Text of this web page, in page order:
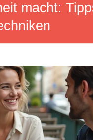
macht: